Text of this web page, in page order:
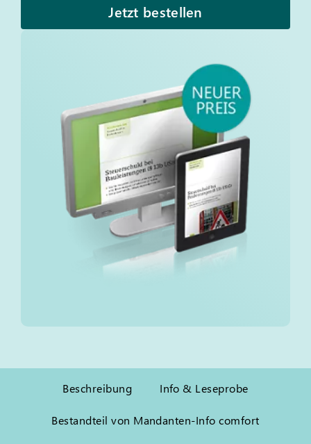
Jetzt bestellen
Beschreibung Info & Leseprobe
Bestandteil von Mandanten-Info comfort